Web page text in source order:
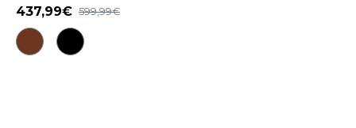
437,99 599,99